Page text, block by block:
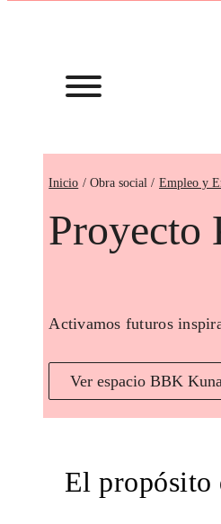
Inicio Empleo y
Proyecto
Activamos futuros
Ver espacio BBK
El propósito